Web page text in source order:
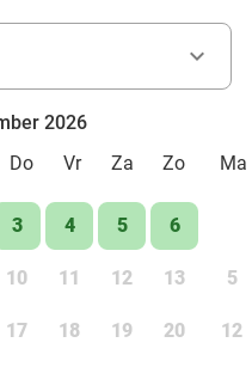
2026
Do Vr Za Zo
3 4 5 6
10 11 12 13
17 18 19 20
Ma
5
12